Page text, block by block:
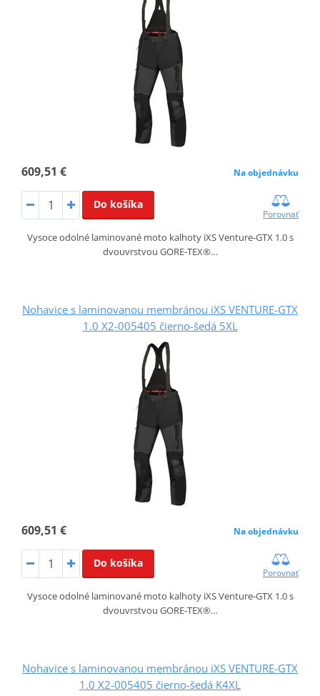
609,51 € Na objednávku
Do košíka
Porovnať
Vysoce odolné laminované moto kalhoty iXS Venture‑GTX 1.0 s
dvouvrstvou GORE‑TEX®…
Nohavice s laminovanou membránou iXS VENTURE-GTX
1.0 X2-005405 čierno-šedá 5XL
609,51 € Na objednávku
Do košíka
Porovnať
Vysoce odolné laminované moto kalhoty iXS Venture‑GTX 1.0 s
dvouvrstvou GORE‑TEX®…
Nohavice s laminovanou membránou iXS VENTURE-GTX
1.0 X2-005405 čierno-šedá K4XL